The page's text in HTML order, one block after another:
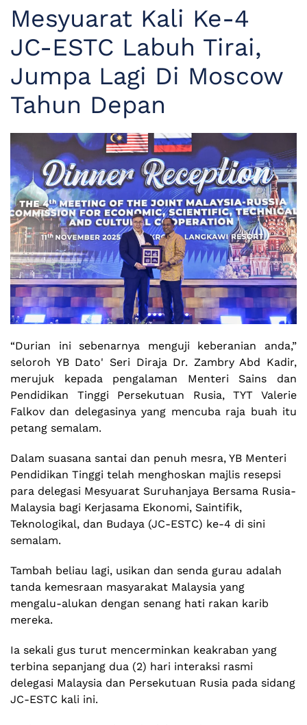
Mesyuarat Kali Ke-4
JC-ESTC Labuh Tirai,
Jumpa Lagi Di Moscow
Tahun Depan
“Durian ini sebenarnya menguji keberanian anda,”
seloroh YB Dato' Seri Diraja Dr. Zambry Abd Kadir,
merujuk kepada pengalaman Menteri Sains dan
Pendidikan Tinggi Persekutuan Rusia, TYT Valerie
Falkov dan delegasinya yang mencuba raja buah itu
petang semalam.
Dalam suasana santai dan penuh mesra, YB Menteri
Pendidikan Tinggi telah menghoskan majlis resepsi
para delegasi Mesyuarat Suruhanjaya Bersama Rusia-
Malaysia bagi Kerjasama Ekonomi, Saintifik,
Teknologikal, dan Budaya (JC-ESTC) ke-4 di sini
semalam.
Tambah beliau lagi, usikan dan senda gurau adalah
tanda kemesraan masyarakat Malaysia yang
mengalu-alukan dengan senang hati rakan karib
mereka.
Ia sekali gus turut mencerminkan keakraban yang
terbina sepanjang dua (2) hari interaksi rasmi
delegasi Malaysia dan Persekutuan Rusia pada sidang
JC-ESTC kali ini.